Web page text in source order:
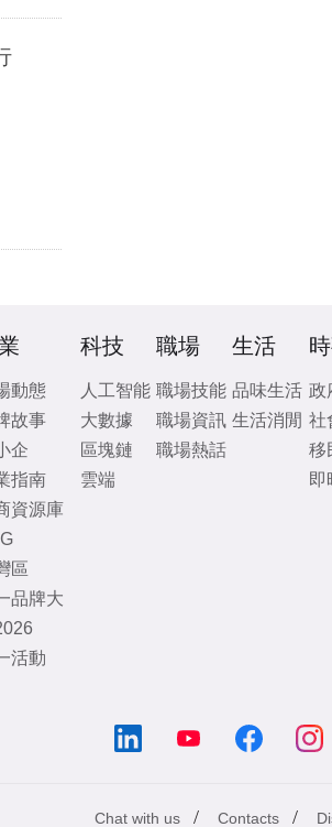
動態
故事
企
指南
資源庫
區
品牌大
活動
科技
人工智能
大數據
區塊鏈
雲端
職場
職場技能
職場資訊
職場熱話
生活
品味生活
生活消閒
政
社
移
即
Chat with us / Contacts /